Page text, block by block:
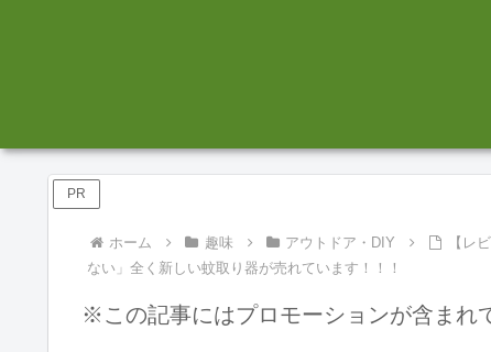
PR
ホーム 趣味 アウトドア・DIY
【レ
ない」全く新しい蚊取り器が売れています！！！
※この記事にはプロモーションが含まれ